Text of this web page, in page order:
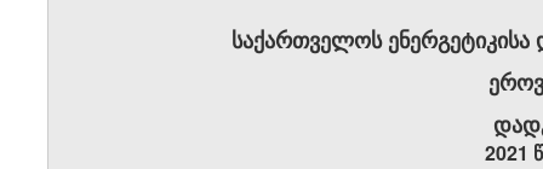
საქართველოს
2021